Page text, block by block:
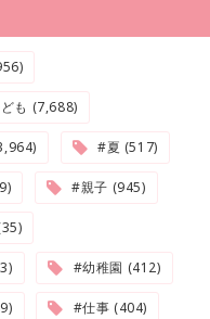
も (7,688)
#夏 (517)
#親子 (945)
#幼稚園 (412)
#仕事 (404)